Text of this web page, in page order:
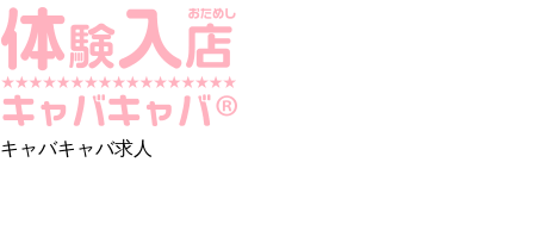
キャバキャバ求人